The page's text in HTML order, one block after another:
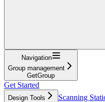
Navigation
Group management
GetGroup
Get Started
Design Tools
Scanning